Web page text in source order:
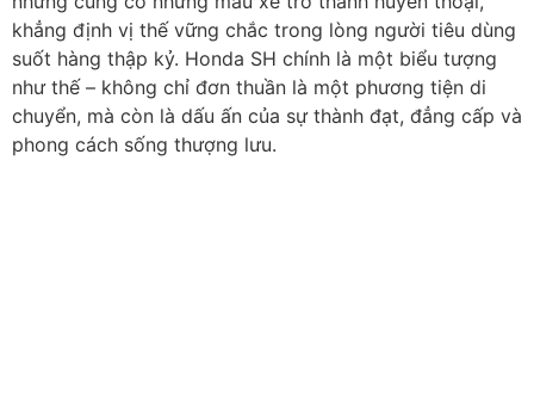
khẳng định vị thế vững chắc trong lòng người tiêu dùng
suốt hàng thập kỷ. Honda SH chính là một biểu tượng
như thế – không chỉ đơn thuần là một phương tiện di
chuyển, mà còn là dấu ấn của sự thành đạt, đẳng cấp và
phong cách sống thượng lưu.